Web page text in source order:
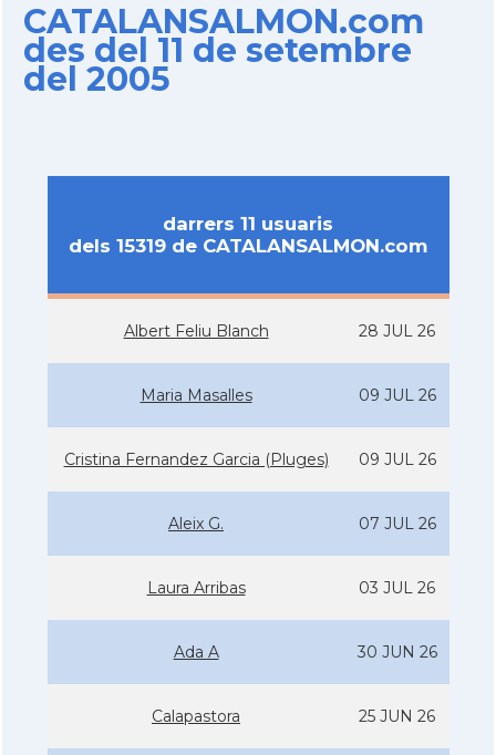
CATALANSALMON.com
des del 11 de setembre
del 2005
darrers 11 usuaris
dels 15319 de CATALANSALMON.com
Albert Feliu Blanch 28 JUL 26
Maria Masalles 09 JUL 26
Cristina Fernandez Garcia (Pluges) 09 JUL 26
Aleix G. 07 JUL 26
Laura Arribas 03 JUL 26
Ada A 30 JUN 26
Calapastora 25 JUN 26